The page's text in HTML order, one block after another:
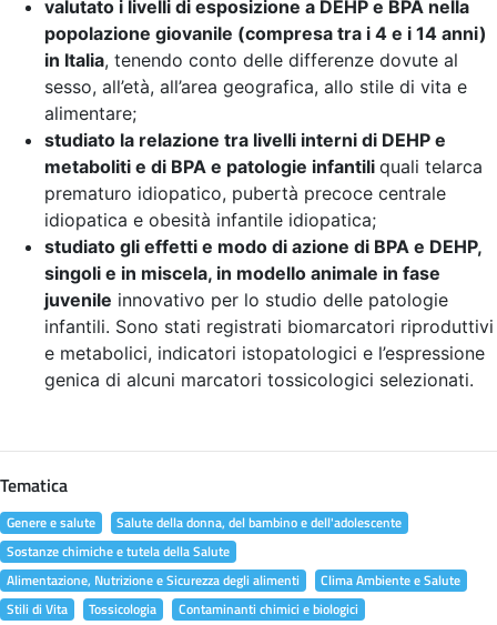
valutato i livelli di esposizione a DEHP e BPA nella
popolazione giovanile (compresa tra i 4 e i 14 anni)
in Italia, tenendo conto delle differenze dovute al
sesso, all’età, all’area geografica, allo stile di vita e
alimentare;
studiato la relazione tra livelli interni di DEHP e
metaboliti e di BPA e patologie infantili quali telarca
prematuro idiopatico, pubertà precoce centrale
idiopatica e obesità infantile idiopatica;
studiato gli effetti e modo di azione di BPA e DEHP,
singoli e in miscela, in modello animale in fase
juvenile innovativo per lo studio delle patologie
infantili. Sono stati registrati biomarcatori riproduttivi
e metabolici, indicatori istopatologici e l’espressione
genica di alcuni marcatori tossicologici selezionati.
Tematica
Genere e salute
Salute della donna, del bambino e dell'adolescente
Sostanze chimiche e tutela della Salute
Alimentazione, Nutrizione e Sicurezza degli alimenti
Clima Ambiente e Salute
Stili di Vita
Tossicologia
Contaminanti chimici e biologici